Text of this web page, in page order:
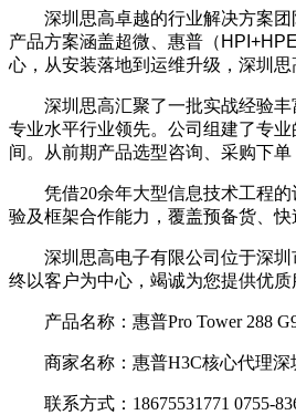
深圳思高卓越的行业解决方案团
产品方案涵盖超微、惠普（ HPI+HPE
心，从安装落地到运维升级，深圳
深圳思高汇聚了一批实战经验
专业水平行业领先。公司组建了专
间。从前期产品选型咨询、采购下
凭借20余年大型信息技术工程
验及框架合作能力，覆盖预备货、
深圳思高电子有限公司位于深圳
终以客户为中心，竭诚为您提供优
产品名称：惠普Pro Tower 288
商家名称：惠普H3C核心代理深
联系方式：18675531771 0755-